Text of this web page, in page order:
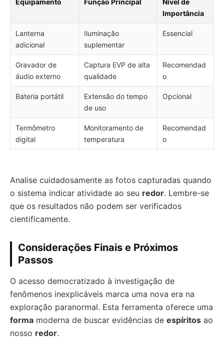
Equipamento Função Principal
Nível de
Importância
Lanterna
adicional
Iluminação
suplementar
Essencial
Gravador de
áudio externo
Captura EVP de alta
qualidade
Recomendad
o
Bateria portátil
Extensão do tempo
de uso
Opcional
Termômetro
digital
Monitoramento de
temperatura
Recomendad
o
Analise cuidadosamente as fotos capturadas quando
o sistema indicar atividade ao seu redor. Lembre-se
que os resultados não podem ser verificados
cientificamente.
Considerações Finais e Próximos
Passos
O acesso democratizado à investigação de
fenômenos inexplicáveis marca uma nova era na
exploração paranormal. Esta ferramenta oferece uma
forma moderna de buscar evidências de espíritos ao
nosso redor.